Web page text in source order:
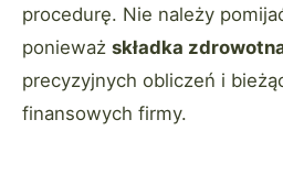
procedurę. Nie należy
ponieważ składka
precyzyjnych obliczeń i
finansowych firmy.